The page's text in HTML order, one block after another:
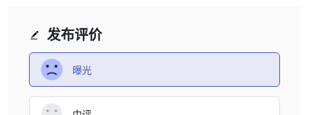
发布评价
曝光